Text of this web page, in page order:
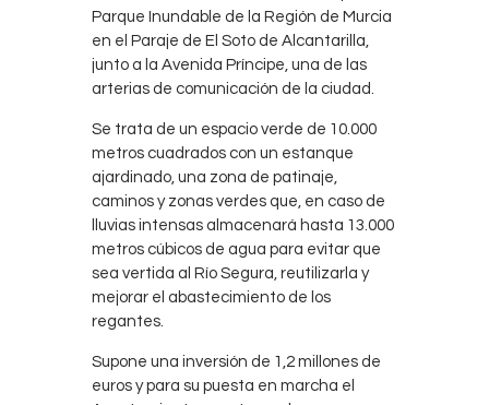
Parque Inundable de la Región de Murcia
en el Paraje de El Soto de Alcantarilla,
junto a la Avenida Príncipe, una de las
arterias de comunicación de la ciudad.
Se trata de un espacio verde de 10.000
metros cuadrados con un estanque
ajardinado, una zona de patinaje,
caminos y zonas verdes que, en caso de
lluvias intensas almacenará hasta 13.000
metros cúbicos de agua para evitar que
sea vertida al Río Segura, reutilizarla y
mejorar el abastecimiento de los
regantes.
Supone una inversión de 1,2 millones de
euros y para su puesta en marcha el